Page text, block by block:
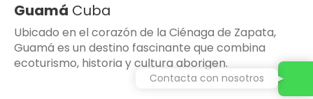
Guamá Cuba
Ubicado en el corazón de la Ciénaga de Zapata,
Guamá es un destino fascinante que combina
ecoturismo, historia y cultura aborigen.
Contacta con nosotros